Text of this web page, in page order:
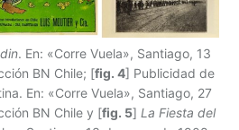
. En: «Corre Vuela», Santiago, 13
BN Chile; [fig. 4] Publicidad de
En: «Corre Vuela», Santiago, 27
BN Chile y [fig. 5] La Fiesta del